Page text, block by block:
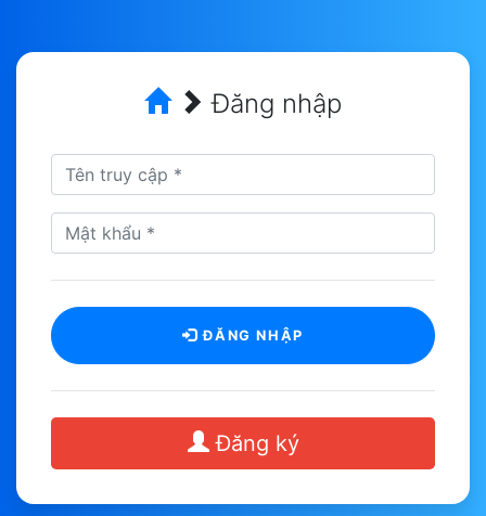
Đăng nhập
ĐĂNG NHẬP
Đăng ký